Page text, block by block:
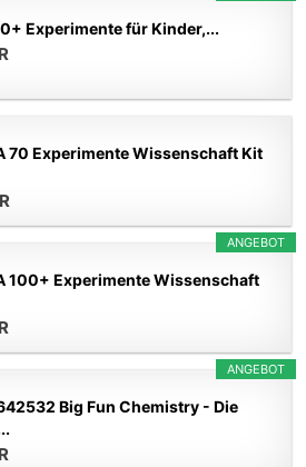
Experimente für Kinder,...
70 Experimente Wissenschaft Kit
ANGEBOT
100+ Experimente Wissenschaft
ANGEBOT
Big Fun Chemistry - Die